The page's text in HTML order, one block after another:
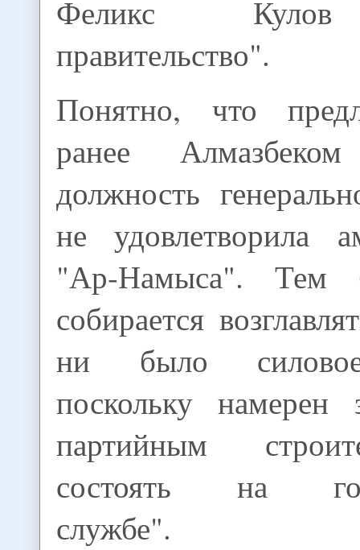
Феликс Кулов
правительство".
Понятно, что
ранее
должность
не удовлетворила
"Ар-Намыса". Тем
собирается
ни было
поскольку намерен
партийным
состоять на
службе".